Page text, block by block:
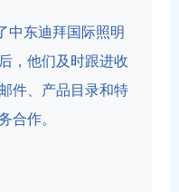
中东迪拜国际照明
，他们及时跟进收
件、产品目录和特
合作。